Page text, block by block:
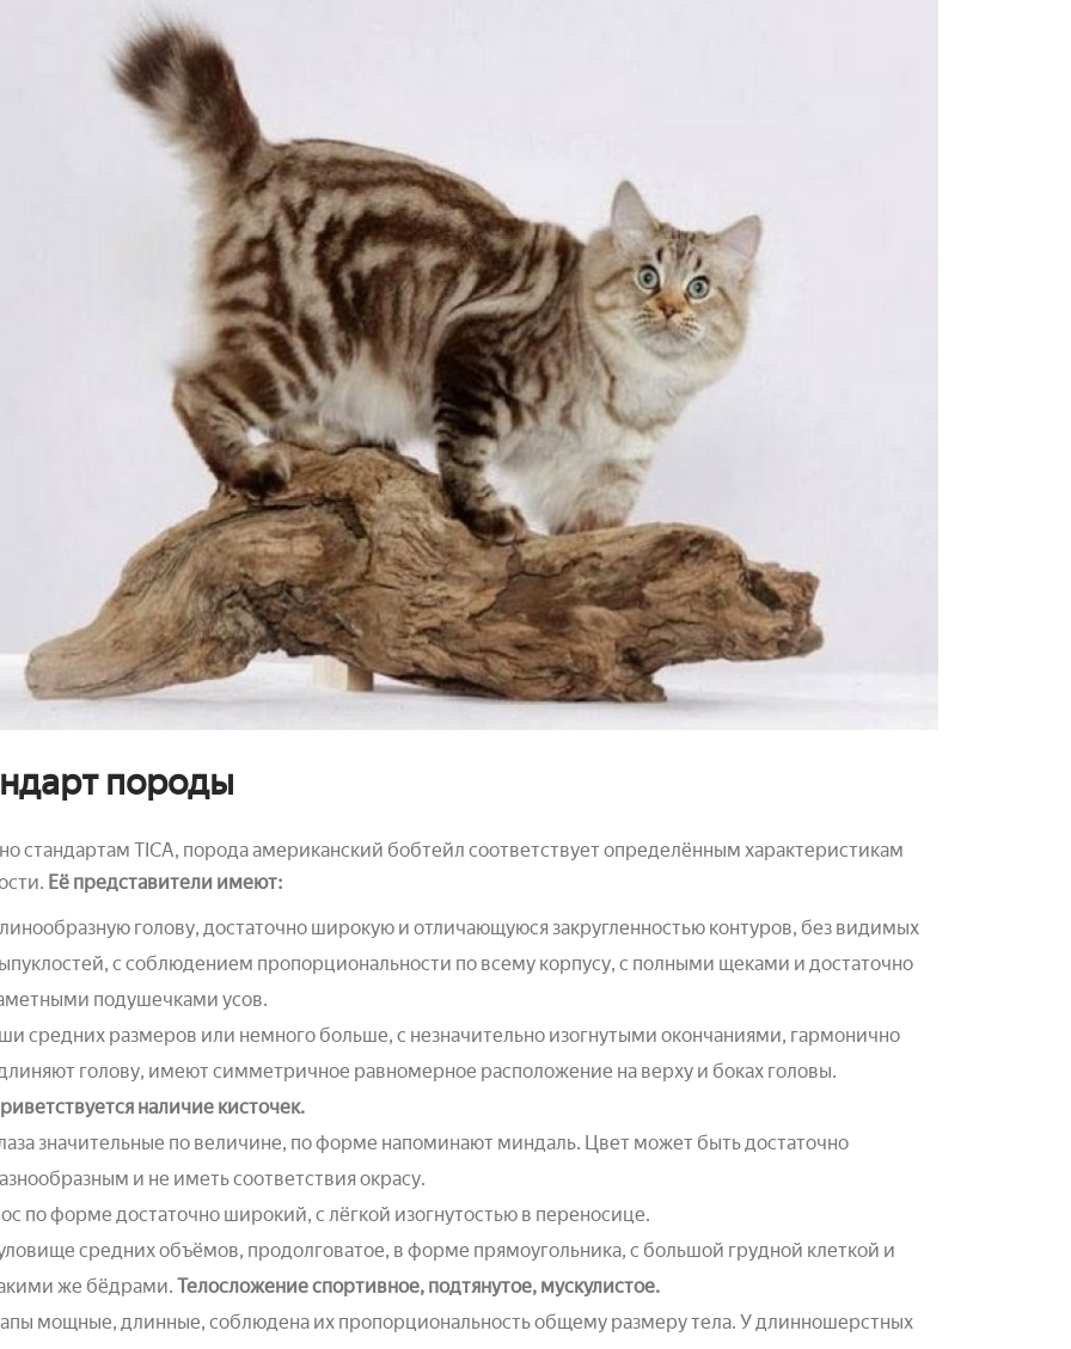
породы
стандартам TICA, порода американский бобтейл соответствует определённым характеристикам
Её представители имеют:
голову, достаточно широкую и отличающуюся закругленностью контуров, без видимых
с соблюдением пропорциональности по всему корпусу, с полными щеками и достаточно
подушечками усов.
средних размеров или немного больше, с незначительно изогнутыми окончаниями, гармонично
голову, имеют симметричное равномерное расположение на верху и боках головы.
наличие кисточек.
значительные по величине, по форме напоминают миндаль. Цвет может быть достаточно
и не иметь соответствия окрасу.
по форме достаточно широкий, с лёгкой изогнутостью в переносице.
средних объёмов, продолговатое, в форме прямоугольника, с большой грудной клеткой и
же бёдрами. Телосложение спортивное, подтянутое, мускулистое.
мощные, длинные, соблюдена их пропорциональность общему размеру тела. У длинношерстных